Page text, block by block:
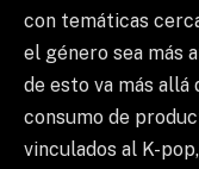
con temáticas
el género sea más
de esto va más allá
consumo de
vinculados al K-